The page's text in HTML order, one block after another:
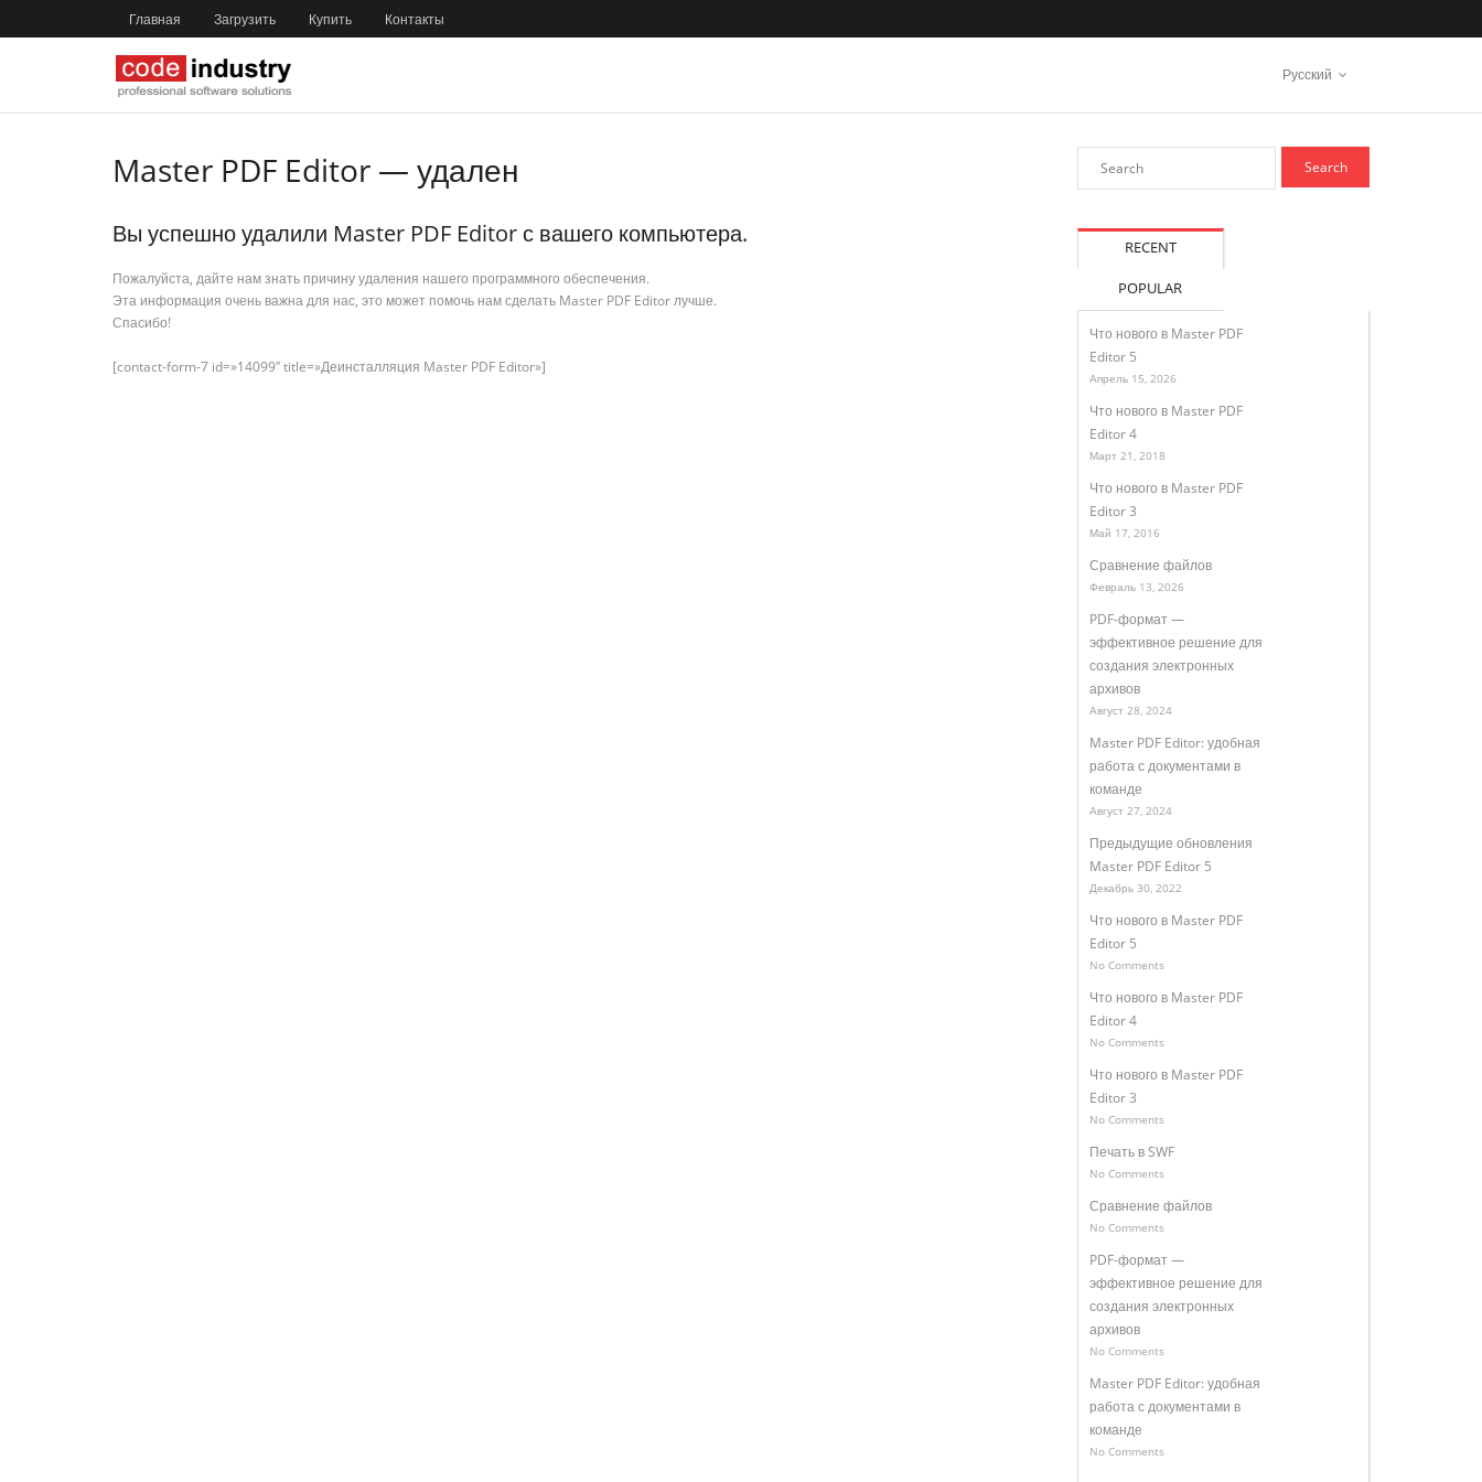
Главная Загрузить Купить Контакты
Русский
Master PDF Editor — удален
Вы успешно удалили Master PDF Editor с вашего компьютера.
Пожалуйста, дайте нам знать причину удаления нашего программного обеспечения.
Эта информация очень важна для нас, это может помочь нам сделать Master PDF Editor лучше.
Спасибо!
[contact-form-7 id=»14099″ title=»Деинсталляция Master PDF Editor»]
RECENT
POPULAR
Что нового в Master PDF
Editor 5
Апрель 15, 2026
Что нового в Master PDF
Editor 4
Март 21, 2018
Что нового в Master PDF
Editor 3
Май 17, 2016
Сравнение файлов
Февраль 13, 2026
PDF-формат —
эффективное решение для
создания электронных
архивов
Август 28, 2024
Master PDF Editor: удобная
работа с документами в
команде
Август 27, 2024
Предыдущие обновления
Master PDF Editor 5
Декабрь 30, 2022
Что нового в Master PDF
Editor 5
No Comments
Что нового в Master PDF
Editor 4
No Comments
Что нового в Master PDF
Editor 3
No Comments
Печать в SWF
No Comments
Сравнение файлов
No Comments
PDF-формат —
эффективное решение для
создания электронных
архивов
No Comments
Master PDF Editor: удобная
работа с документами в
команде
No Comments